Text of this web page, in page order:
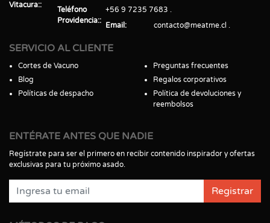
Vitacura:
Teléfono
Providencia:
+56 9 7235 7683
Email
contacto@meatme.cl
SERVICIO AL CLIENTE
Cortes de Vacuno
Blog
Políticas de despacho
Preguntas frecuentes
Regalos corporativos
Política de devoluciones y
reembolsos
ENTÉRATE ANTES QUE NADIE
Regístrate para ser el primero en recibir contenido inspirador y ofertas
exclusivas para tu próximo asado.
Registrar